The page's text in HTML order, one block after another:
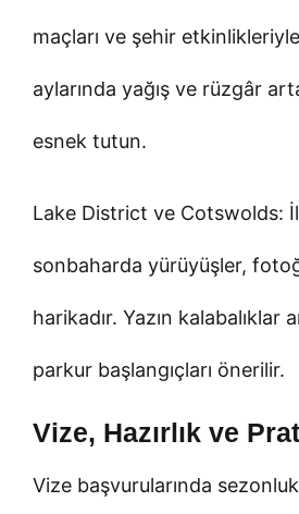
maçları ve şehir
aylarında yağış ve rüzgâr
esnek tutun.
Lake District ve Cotswolds:
sonbaharda yürüyüşler,
harikadır. Yazın kalabalıklar
parkur başlangıçları önerilir.
Vize, Hazırlık ve
Vize başvurularında